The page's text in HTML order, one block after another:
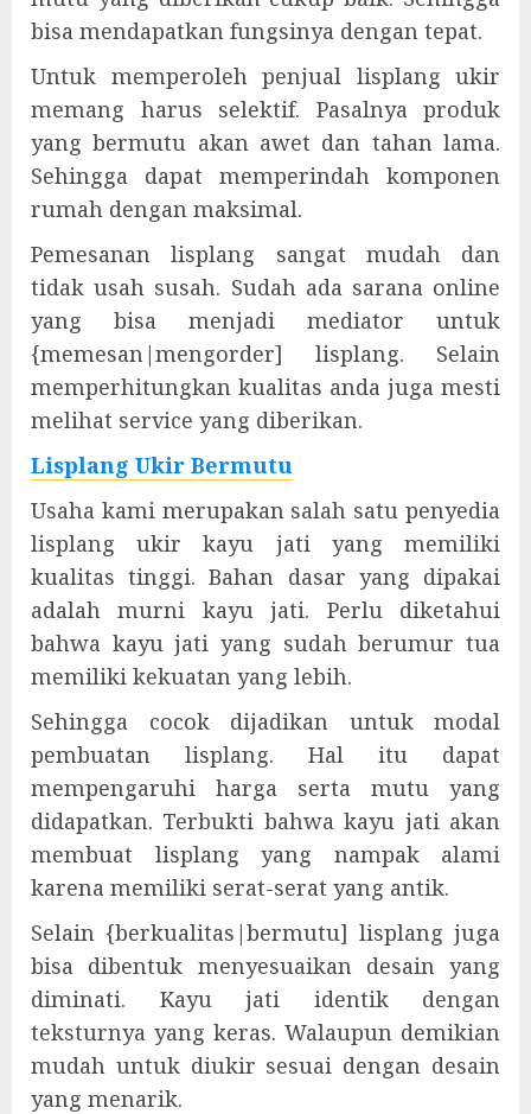
bisa mendapatkan fungsinya dengan tepat.
Untuk memperoleh penjual lisplang ukir
memang harus selektif. Pasalnya produk
yang bermutu akan awet dan tahan lama.
Sehingga dapat memperindah komponen
rumah dengan maksimal.
Pemesanan lisplang sangat mudah dan
tidak usah susah. Sudah ada sarana online
yang bisa menjadi mediator untuk
{memesan|mengorder] lisplang. Selain
memperhitungkan kualitas anda juga mesti
melihat service yang diberikan.
Lisplang Ukir Bermutu
Usaha kami merupakan salah satu penyedia
lisplang ukir kayu jati yang memiliki
kualitas tinggi. Bahan dasar yang dipakai
adalah murni kayu jati. Perlu diketahui
bahwa kayu jati yang sudah berumur tua
memiliki kekuatan yang lebih.
Sehingga cocok dijadikan untuk modal
pembuatan lisplang. Hal itu dapat
mempengaruhi harga serta mutu yang
didapatkan. Terbukti bahwa kayu jati akan
membuat lisplang yang nampak alami
karena memiliki serat-serat yang antik.
Selain {berkualitas|bermutu] lisplang juga
bisa dibentuk menyesuaikan desain yang
diminati. Kayu jati identik dengan
teksturnya yang keras. Walaupun demikian
mudah untuk diukir sesuai dengan desain
yang menarik.